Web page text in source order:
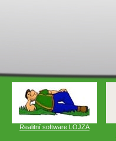
Realitní software LOJZA